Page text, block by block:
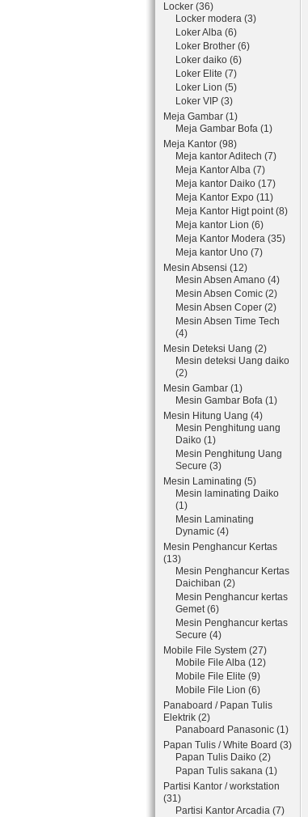
Locker (36)
Locker modera (3)
Loker Alba (6)
Loker Brother (6)
Loker daiko (6)
Loker Elite (7)
Loker Lion (5)
Loker VIP (3)
Meja Gambar (1)
Meja Gambar Bofa (1)
Meja Kantor (98)
Meja kantor Aditech (7)
Meja Kantor Alba (7)
Meja kantor Daiko (17)
Meja Kantor Expo (11)
Meja Kantor Higt point (8)
Meja kantor Lion (6)
Meja Kantor Modera (35)
Meja kantor Uno (7)
Mesin Absensi (12)
Mesin Absen Amano (4)
Mesin Absen Comic (2)
Mesin Absen Coper (2)
Mesin Absen Time Tech
(4)
Mesin Deteksi Uang (2)
Mesin deteksi Uang daiko
(2)
Mesin Gambar (1)
Mesin Gambar Bofa (1)
Mesin Hitung Uang (4)
Mesin Penghitung uang
Daiko (1)
Mesin Penghitung Uang
Secure (3)
Mesin Laminating (5)
Mesin laminating Daiko
(1)
Mesin Laminating
Dynamic (4)
Mesin Penghancur Kertas
(13)
Mesin Penghancur Kertas
Daichiban (2)
Mesin Penghancur kertas
Gemet (6)
Mesin Penghancur kertas
Secure (4)
Mobile File System (27)
Mobile File Alba (12)
Mobile File Elite (9)
Mobile File Lion (6)
Panaboard / Papan Tulis
Elektrik (2)
Panaboard Panasonic (1)
Papan Tulis / White Board (3)
Papan Tulis Daiko (2)
Papan Tulis sakana (1)
Partisi Kantor / workstation
(31)
Partisi Kantor Arcadia (7)